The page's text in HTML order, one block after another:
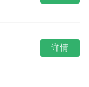
详情